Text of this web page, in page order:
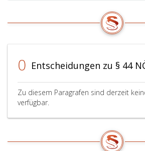
0 Entscheidungen zu § 44
Zu diesem Paragrafen sind derzeit
verfügbar.